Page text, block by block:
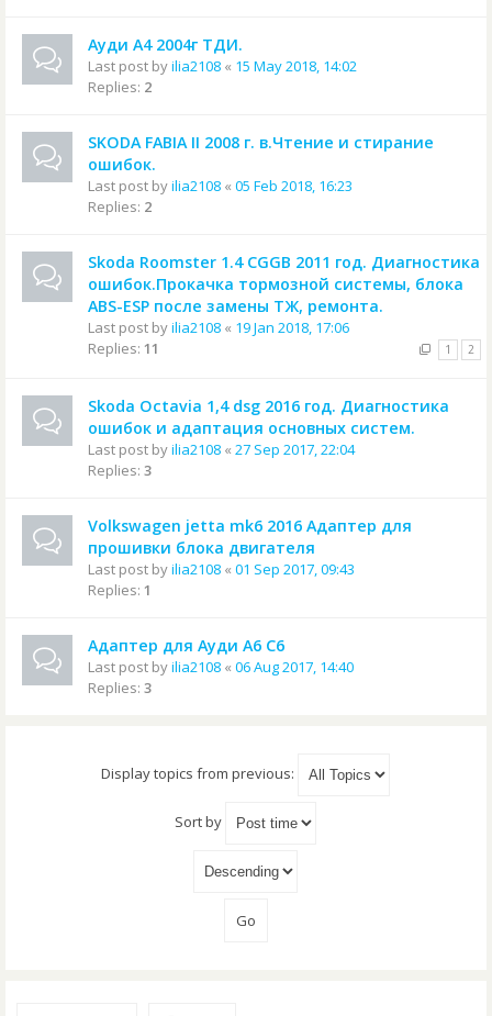
Ауди А4 2004г ТДИ.
Last post byilia2108 « 15 May 2018, 14:02
Replies: 2
SKODA FABIA II 2008 г. в.Чтение и стирание
ошибок.
Last post byilia2108 « 05 Feb 2018, 16:23
Replies: 2
Skoda Roomster 1.4 CGGB 2011 год. Диагностика
ошибок.Прокачка тормозной системы, блока
ABS-ESP после замены ТЖ, ремонта.
Last post byilia2108 « 19 Jan 2018, 17:06
Replies: 11 1 2
Skoda Octavia 1,4 dsg 2016 год. Диагностика
ошибок и адаптация основных систем.
Last post byilia2108 « 27 Sep 2017, 22:04
Replies: 3
Volkswagen jetta mk6 2016 Адаптер для
прошивки блока двигателя
Last post byilia2108 « 01 Sep 2017, 09:43
Replies: 1
Адаптер для Ауди А6 С6
Last post byilia2108 « 06 Aug 2017, 14:40
Replies: 3
Display topics from previous:
Sort by